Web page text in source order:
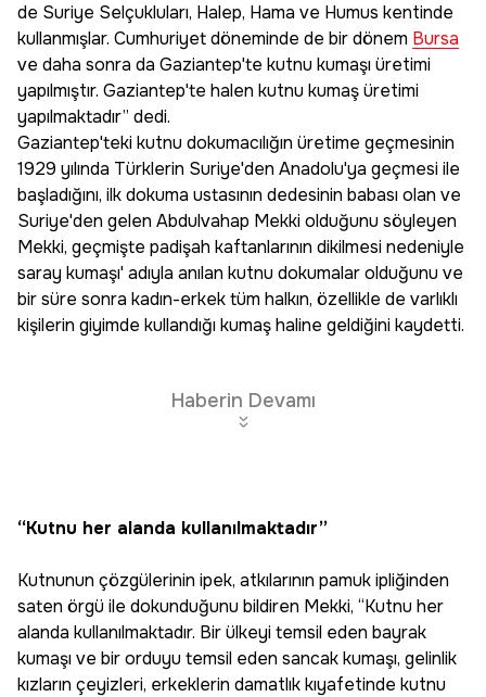
de Suriye Selçukluları, Halep, Hama ve Humus kentinde
kullanmışlar. Cumhuriyet döneminde de bir dönem Bursa
ve daha sonra da Gaziantep'te kutnu kumaşı üretimi
yapılmıştır. Gaziantep'te halen kutnu kumaş üretimi
yapılmaktadır” dedi.
Gaziantep'teki kutnu dokumacılığın üretime geçmesinin
1929 yılında Türklerin Suriye'den Anadolu'ya geçmesi ile
başladığını, ilk dokuma ustasının dedesinin babası olan ve
Suriye'den gelen Abdulvahap Mekki olduğunu söyleyen
Mekki, geçmişte padişah kaftanlarının dikilmesi nedeniyle
saray kumaşı' adıyla anılan kutnu dokumalar olduğunu ve
bir süre sonra kadın-erkek tüm halkın, özellikle de varlıklı
kişilerin giyimde kullandığı kumaş haline geldiğini kaydetti.
Haberin Devamı
“Kutnu her alanda kullanılmaktadır”
Kutnunun çözgülerinin ipek, atkılarının pamuk ipliğinden
saten örgü ile dokunduğunu bildiren Mekki, “Kutnu her
alanda kullanılmaktadır. Bir ülkeyi temsil eden bayrak
kumaşı ve bir orduyu temsil eden sancak kumaşı, gelinlik
kızların çeyizleri, erkeklerin damatlık kıyafetinde kutnu